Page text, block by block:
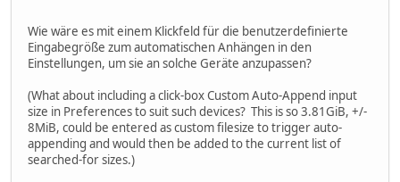
Wie wäre es mit einem Klickfeld für die benutzerdefinierte
Eingabegröße zum automatischen Anhängen in den
Einstellungen, um sie an solche Geräte anzupassen?
(What about including a click-box Custom Auto-Append input
size in Preferences to suit such devices? This is so 3.81GiB, +/-
8MiB, could be entered as custom filesize to trigger auto-
appending and would then be added to the current list of
searched-for sizes.)